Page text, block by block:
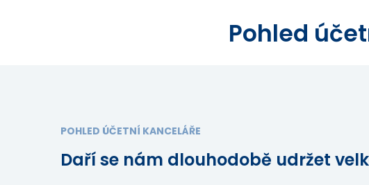
Pohled
POHLED ÚČETNÍ KANCELÁŘE
Daří se nám dlouhodobě udržet